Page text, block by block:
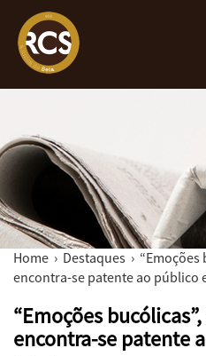
Home › Destaques ›
encontra-se patente ao público
“Emoções
encontra-se patente